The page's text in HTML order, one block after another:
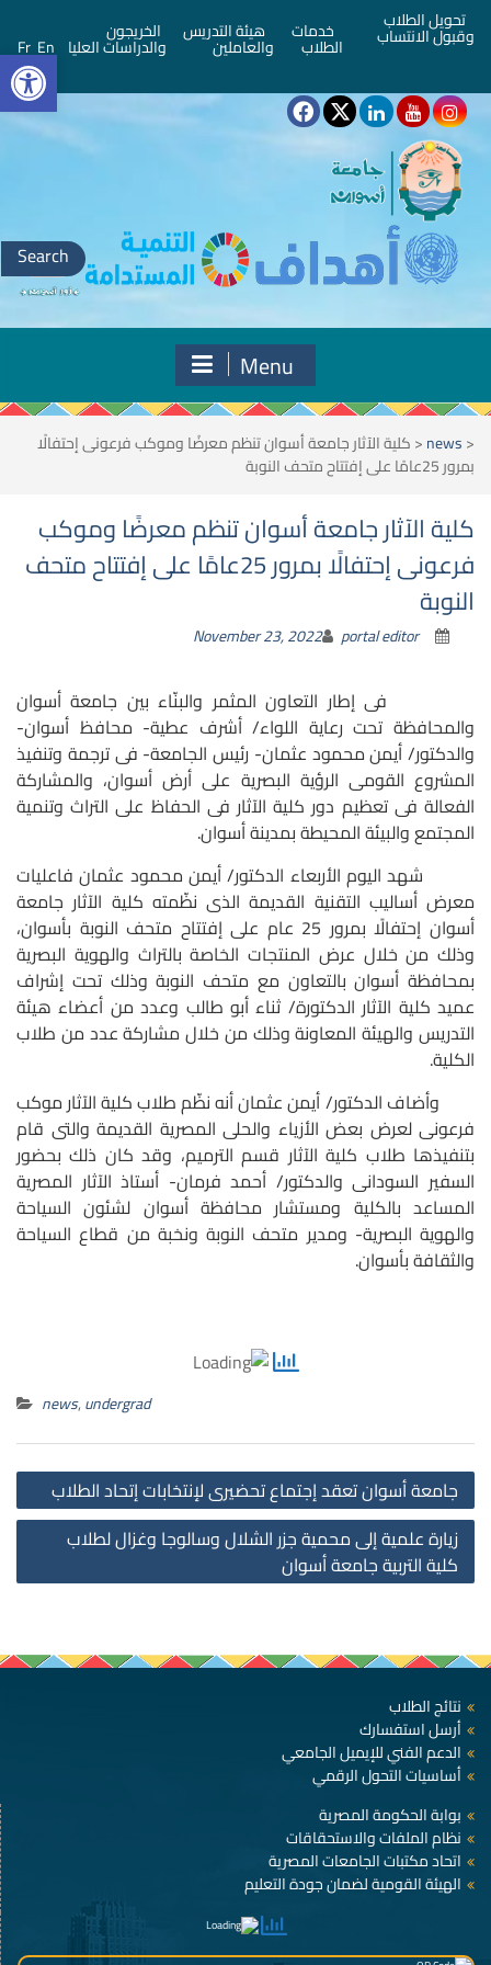
تحويل الطلاب
وقبول الانتساب خدمات
الطلاب
هيئة التدريس
والعاملين
الخريجون
والدراسات العليا En
Fr
Search
for:
Menu
<
news
<كلية الآثار جامعة أسوان تنظم معرضًا وموكب فرعونى إحتفالًا
بمرور 25عامًا على إفتتاح متحف النوبة
كلية الآثار جامعة أسوان تنظم معرضًا وموكب
فرعونى إحتفالًا بمرور 25عامًا على إفتتاح متحف
النوبة
November 23, 2022 portal editor
فى إطار التعاون المثمر والبنّاء بين جامعة أسوان
والمحافظة تحت رعاية اللواء/ أشرف عطية- محافظ أسوان-
والدكتور/ أيمن محمود عثمان- رئيس الجامعة- فى ترجمة وتنفيذ
المشروع القومى الرؤية البصرية على أرض أسوان، والمشاركة
الفعالة فى تعظيم دور كلية الآثار فى الحفاظ على التراث وتنمية
المجتمع والبيئة المحيطة بمدينة أسوان.
شهد اليوم الأربعاء الدكتور/ أيمن محمود عثمان فاعليات
معرض أساليب التقنية القديمة الذى نظّمته كلية الآثار جامعة
أسوان إحتفالًا بمرور 25 عام على إفتتاح متحف النوبة بأسوان،
وذلك من خلال عرض المنتجات الخاصة بالتراث والهوية البصرية
بمحافظة أسوان بالتعاون مع متحف النوبة وذلك تحت إشراف
عميد كلية الآثار الدكتورة/ ثناء أبو طالب وعدد من أعضاء هيئة
التدريس والهيئة المعاونةوذلك من خلال مشاركة عدد من طلاب
الكلية.
وأضاف الدكتور/ أيمن عثمان أنه نظّم طلاب كلية الآثار موكب
فرعونى لعرض بعض الأزياء والحلى المصرية القديمة والتى قام
بتنفيذها طلاب كلية الآثار قسم الترميم، وقد كان ذلك بحضور
السفير السودانى والدكتور/ أحمد فرمان- أستاذ الآثار المصرية
المساعد بالكلية ومستشار محافظة أسوان لشئون السياحة
والهوية البصرية- ومدير متحف النوبة ونخبة من قطاع السياحة
والثقافة بأسوان.
news,undergrad
جامعة أسوان تعقد إجتماع تحضيرى لإنتخابات إتحاد الطلاب
زيارة علمية إلى محمية جزر الشلال وسالوجا وغزال لطلاب
كلية التربية جامعة أسوان
نتائج الطلاب
أرسل استفسارك
الدعم الفني للإيميل الجامعي
أساسيات التحول الرقمي
بوابة الحكومة المصرية
نظام الملفات والاستحقاقات
اتحاد مكتبات الجامعات المصرية
الهيئة القومية لضمان جودة التعليم